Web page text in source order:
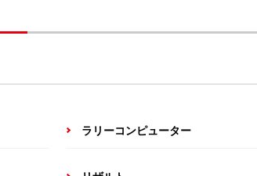
ラリーコンピューター